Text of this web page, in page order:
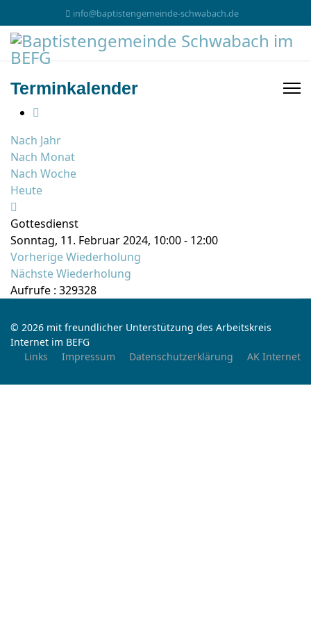
info@baptistengemeinde-schwabach.de
Terminkalender
Nach Jahr
Nach Monat
Nach Woche
Heute
Gottesdienst
Sonntag, 11. Februar 2024, 10:00 - 12:00
Vorherige Wiederholung
Nächste Wiederholung
Aufrufe : 329328
© 2026 mit freundlicher Unterstützung des Arbeitskreis
Internet im BEFG
Links
Impressum Datenschutzerklärung AK Internet